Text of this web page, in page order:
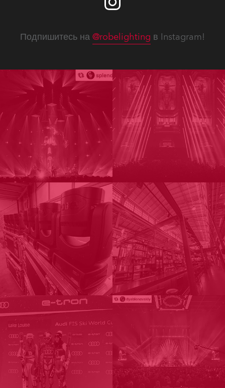
Подпишитесь на @robelighting в Instagram!